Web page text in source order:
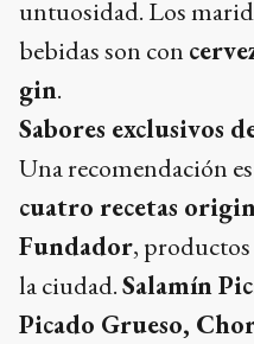
untuosidad. Los
bebidas son con
gin.
Sabores exclusivos
Una recomendación
cuatro recetas
Fundador, productos
la ciudad.Salamín
Picado Grueso,